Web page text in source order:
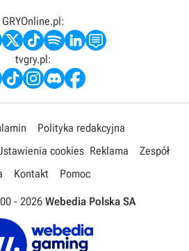
GRYOnline.pl:
tvgry.pl:
Polityka redakcyjna
cookies Reklama
Zespół
Kontakt Pomoc
- 2026 Webedia Polska SA